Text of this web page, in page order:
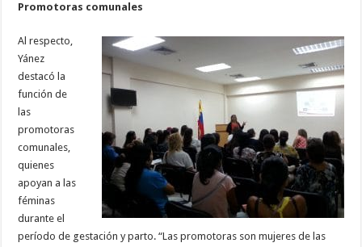
Promotoras comunales
Al respecto,
Yánez
destacó la
función de
las
promotoras
comunales,
quienes
apoyan a las
féminas
durante el
período de gestación y parto. “Las promotoras son mujeres de las